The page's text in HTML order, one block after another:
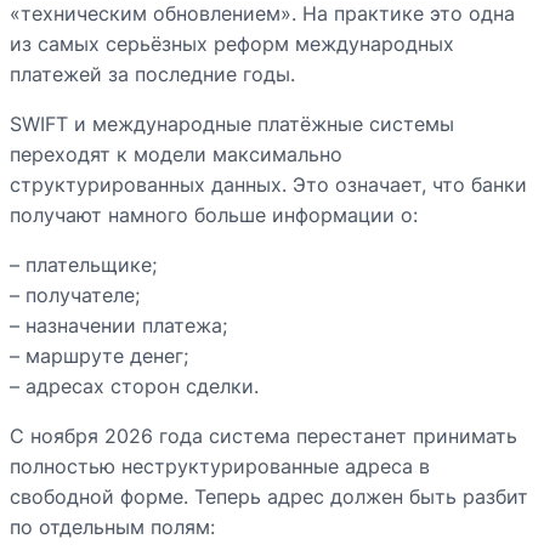
«техническим обновлением». На практике это одна
из самых серьёзных реформ международных
платежей за последние годы.
SWIFT и международные платёжные системы
переходят к модели максимально
структурированных данных. Это означает, что банки
получают намного больше информации о:
– плательщике;
– получателе;
– назначении платежа;
– маршруте денег;
– адресах сторон сделки.
С ноября 2026 года система перестанет принимать
полностью неструктурированные адреса в
свободной форме. Теперь адрес должен быть разбит
по отдельным полям: